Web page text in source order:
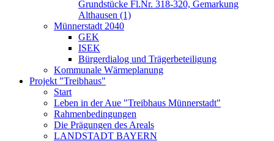
Grundstücke Fl.Nr. 318-320, Gemarkung
Althausen (1)
Münnerstadt 2040
GEK
ISEK
Bürgerdialog und Trägerbeteiligung
Kommunale Wärmeplanung
Projekt "Treibhaus"
Start
Leben in der Aue "Treibhaus Münnerstadt"
Rahmenbedingungen
Die Prägungen des Areals
LANDSTADT BAYERN